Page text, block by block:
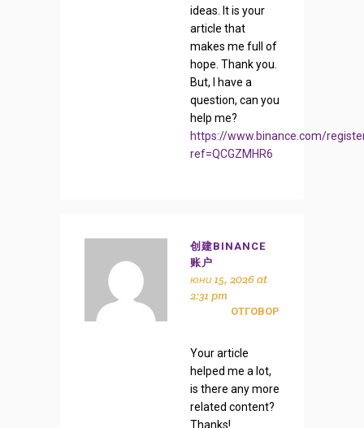
ideas. It is your
article that
makes me full of
hope. Thank you.
But, I have a
question, can you
help me?
https://www.binance.com/
ref=QCGZMHR6
创建BINANCE
账户
юни 15, 2026 at
2:31 pm
ОТГОВОР
Your article
helped me a lot,
is there any more
related content?
Thanks!